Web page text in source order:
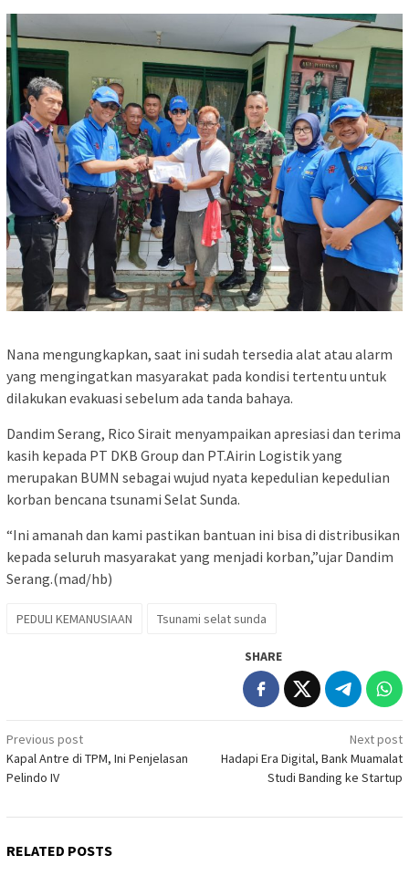
Nana mengungkapkan, saat ini sudah tersedia alat atau alarm
yang mengingatkan masyarakat pada kondisi tertentu untuk
dilakukan evakuasi sebelum ada tanda bahaya.
Dandim Serang, Rico Sirait menyampaikan apresiasi dan terima
kasih kepada PT DKB Group dan PT.Airin Logistik yang
merupakan BUMN sebagai wujud nyata kepedulian kepedulian
korban bencana tsunami Selat Sunda.
“Ini amanah dan kami pastikan bantuan ini bisa di distribusikan
kepada seluruh masyarakat yang menjadi korban,”ujar Dandim
Serang.(mad/hb)
PEDULI KEMANUSIAAN Tsunami selat sunda
SHARE
Post
navigation
Previous post
Kapal Antre di TPM, Ini Penjelasan
Pelindo IV
Next post
Hadapi Era Digital, Bank Muamalat
Studi Banding ke Startup
RELATED POSTS